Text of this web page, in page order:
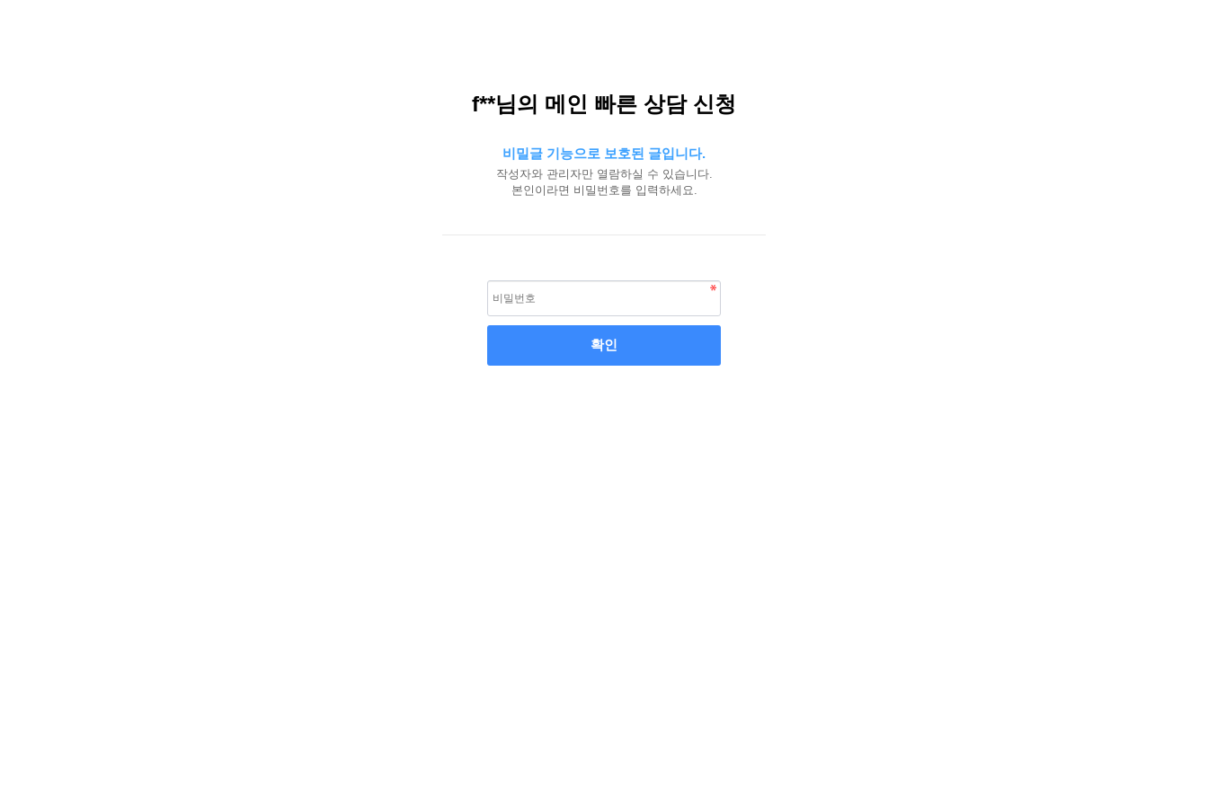
f**님의 메인 빠른 상담 신청
비밀글 기능으로 보호된 글입니다.
작성자와 관리자만 열람하실 수 있습니다.
본인이라면 비밀번호를 입력하세요.